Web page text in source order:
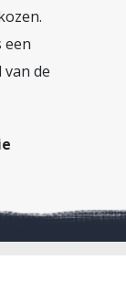
een
van de